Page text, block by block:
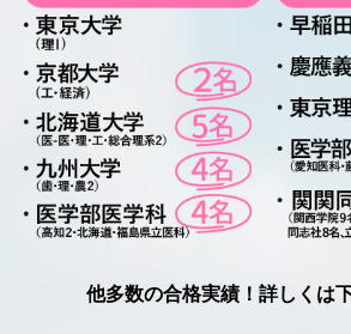
他多数の合格実績！詳しくは